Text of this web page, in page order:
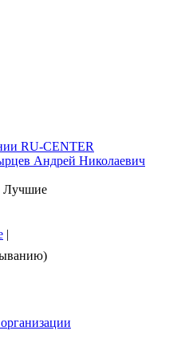
RU-CENTER
Андрей Николаевич
Лучшие
|